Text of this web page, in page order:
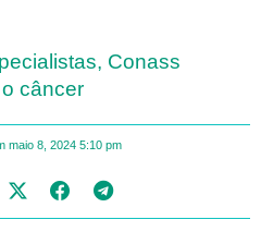
Conass
câncer
maio 8, 2024 5:10 pm